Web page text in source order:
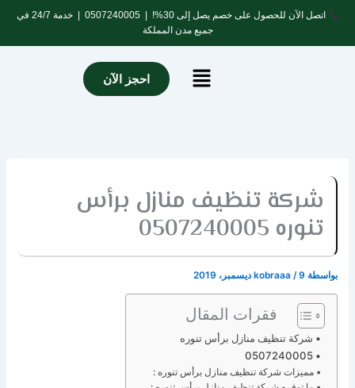
تخطي
المحتوى
اتصل الآن للحصول على خصم يصل إلى 30%! | 0507240005
| خدمة 24/7 في
جميع مدن المملكة
Menu احجز الآن
شركة تنظيف منازل برأس
تنوره 0507240005
بواسطة kobraaa /9 ديسمبر، 2019
فقرات المقال
شركة تنظيف منازل برأس تنوره
0507240005
مميزات شركة تنظيف منازل برأس تنوره :